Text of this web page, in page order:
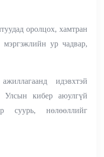
оролцох, хамтран
мэргэжлийн ур чадвар,
идэвхтэй
Улсын кибер аюулгүй
суурь, нөлөөллийг